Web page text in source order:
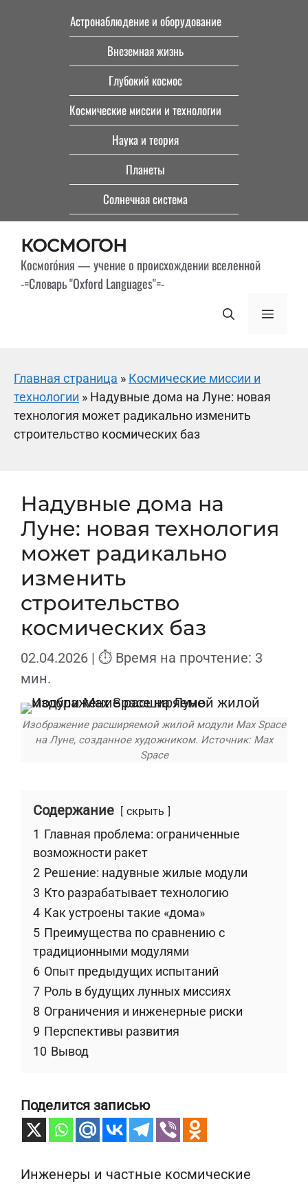
Астронаблюдение и оборудование
Внеземная жизнь
Глубокий космос
Космические миссии и технологии
Наука и теория
Планеты
Солнечная система
КОСМОГОН
Космого́ния — учение о происхождении вселенной
-=Словарь "Oxford Languages"=-
Меню
Главная страница » Космические миссии и
технологии » Надувные дома на Луне: новая
технология может радикально изменить
строительство космических баз
Надувные дома на
Луне: новая технология
может радикально
изменить
строительство
космических баз
02.04.2026 | ⏱ Время на прочтение: 3
мин.
Изображение расширяемой жилой модули Max Space
на Луне, созданное художником. Источник: Max
Space
Содержание скрыть
1 Главная проблема: ограниченные
возможности ракет
2 Решение: надувные жилые модули
3 Кто разрабатывает технологию
4 Как устроены такие «дома»
5 Преимущества по сравнению с
традиционными модулями
6 Опыт предыдущих испытаний
7 Роль в будущих лунных миссиях
8 Ограничения и инженерные риски
9 Перспективы развития
10 Вывод
Поделится записью
Инженеры и частные космические